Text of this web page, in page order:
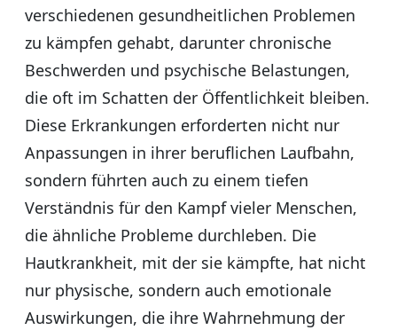
verschiedenen gesundheitlichen Problemen
zu kämpfen gehabt, darunter chronische
Beschwerden und psychische Belastungen,
die oft im Schatten der Öffentlichkeit bleiben.
Diese Erkrankungen erforderten nicht nur
Anpassungen in ihrer beruflichen Laufbahn,
sondern führten auch zu einem tiefen
Verständnis für den Kampf vieler Menschen,
die ähnliche Probleme durchleben. Die
Hautkrankheit, mit der sie kämpfte, hat nicht
nur physische, sondern auch emotionale
Auswirkungen, die ihre Wahrnehmung der